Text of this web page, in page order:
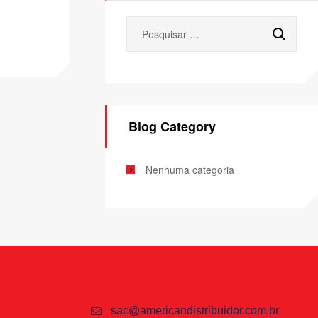
Blog Category
Nenhuma categoria
sac@americandistribuidor.com.br